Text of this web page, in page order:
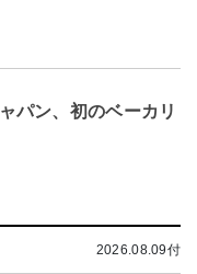
パン、初のベーカリ
2026.08.09付